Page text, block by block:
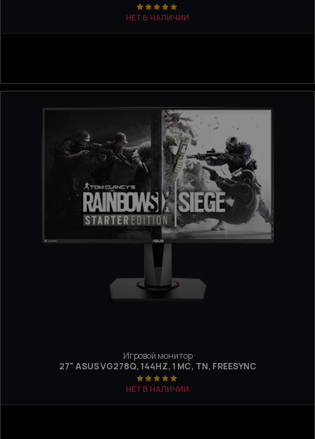
НЕТ В НАЛИЧИИ
Игровой монитор
27" ASUS VG278Q, 144HZ, 1 МС, TN, FREESYNC
НЕТ В НАЛИЧИИ